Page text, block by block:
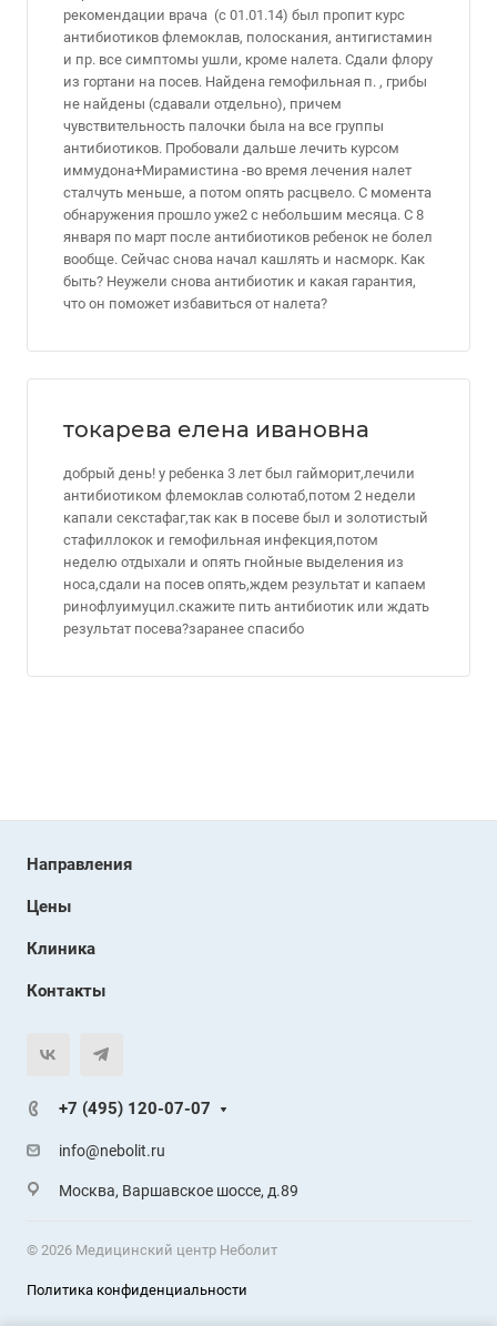
рекомендации врача (с 01.01.14) был пропит курс
антибиотиков флемоклав, полоскания, антигистамин
и пр. все симптомы ушли, кроме налета. Сдали флору
из гортани на посев. Найдена гемофильная п. , грибы
не найдены (сдавали отдельно), причем
чувствительность палочки была на все группы
антибиотиков. Пробовали дальше лечить курсом
иммудона+Мирамистина -во время лечения налет
сталчуть меньше, а потом опять расцвело. С момента
обнаружения прошло уже2 с небольшим месяца. С 8
января по март после антибиотиков ребенок не болел
вообще. Сейчас снова начал кашлять и насморк. Как
быть? Неужели снова антибиотик и какая гарантия,
что он поможет избавиться от налета?
токарева елена ивановна
добрый день! у ребенка 3 лет был гайморит,лечили
антибиотиком флемоклав солютаб,потом 2 недели
капали секстафаг,так как в посеве был и золотистый
стафиллокок и гемофильная инфекция,потом
неделю отдыхали и опять гнойные выделения из
носа,сдали на посев опять,ждем результат и капаем
ринофлуимуцил.скажите пить антибиотик или ждать
результат посева?заранее спасибо
Направления
Цены
Клиника
Контакты
+7 (495) 120-07-07
info@nebolit.ru
Москва, Варшавское шоссе, д.89
© 2026 Медицинский центр Неболит
Политика конфиденциальности